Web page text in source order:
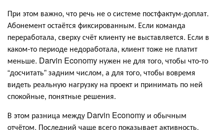
При этом важно, что речь не о системе постфактум-доплат.
Абонемент остаётся фиксированным. Если команда
переработала, сверху счёт клиенту не выставляется. Если в
каком-то периоде недоработала, клиент тоже не платит
меньше. Darvin Economy нужен не для того, чтобы что-то
“досчитать” задним числом, а для того, чтобы вовремя
видеть реальную нагрузку на проект и принимать по ней
спокойные, понятные решения.
В этом разница между Darvin Economy и обычным
отчётом. Последний чаще всего показывает активность.